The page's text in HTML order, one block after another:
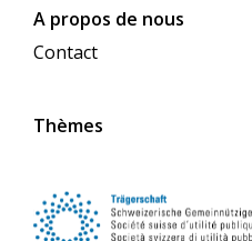
A propos de nous
Contact
Thèmes